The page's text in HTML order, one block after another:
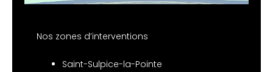
Nos zones d’interventions
Saint-Sulpice-la-Pointe